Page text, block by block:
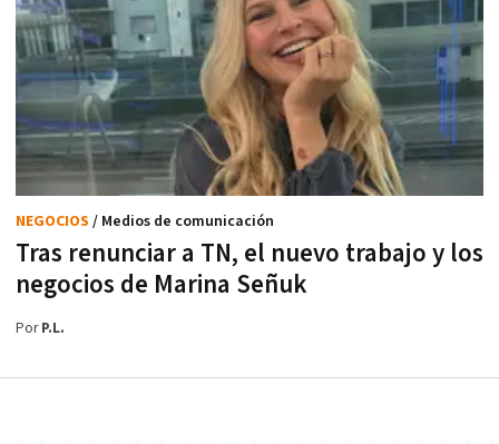
Tras renunciar a TN, el nuevo trabajo y los
negocios de Marina Señuk
NEGOCIOS / Medios de comunicación
PorP.L.